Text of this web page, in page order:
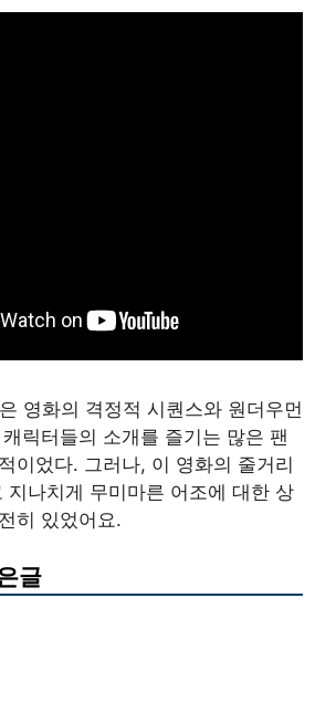
영화의 격정적 시퀀스와 원더우먼
릭터들의 소개를 즐기는 많은 팬
이었다. 그러나, 이 영화의 줄거리
지나치게 무미마른 어조에 대한 상
히 있었어요.
글